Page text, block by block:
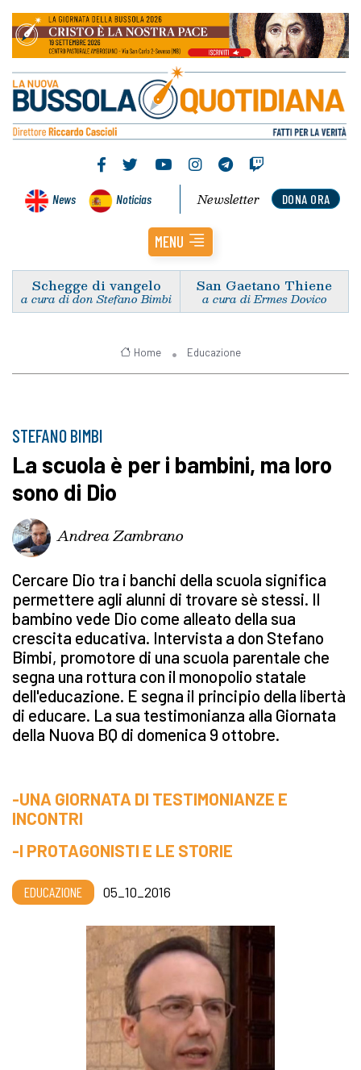
News Noticias DONA ORA
Newsletter
MENU
Schegge di vangelo
a cura di don Stefano Bimbi
San Gaetano Thiene
a cura di Ermes Dovico
Home Educazione
STEFANO BIMBI
La scuola è per i bambini, ma loro
sono di Dio
Andrea Zambrano
Cercare Dio tra i banchi della scuola significa
permettere agli alunni di trovare sè stessi. Il
bambino vede Dio come alleato della sua
crescita educativa. Intervista a don Stefano
Bimbi, promotore di una scuola parentale che
segna una rottura con il monopolio statale
dell'educazione. E segna il principio della libertà
di educare. La sua testimonianza alla Giornata
della Nuova BQ di domenica 9 ottobre.
-UNA GIORNATA DI TESTIMONIANZE E
INCONTRI
-I PROTAGONISTI E LE STORIE
EDUCAZIONE 05_10_2016